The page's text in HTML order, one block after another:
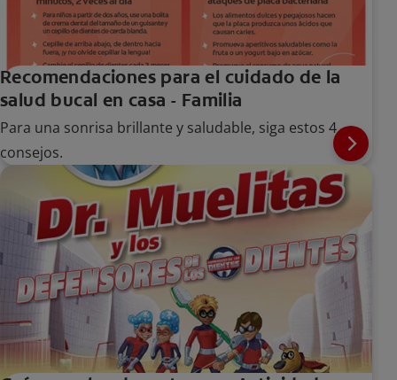
Recomendaciones para el cuidado de la
salud bucal en casa - Familia
Para una sonrisa brillante y saludable, siga estos 4
consejos.